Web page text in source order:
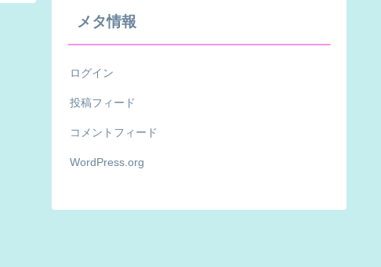
メタ情報
ログイン
投稿フィード
コメントフィード
WordPress.org